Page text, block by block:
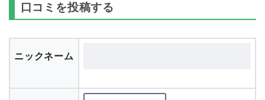
口コミを投稿する
ニックネーム